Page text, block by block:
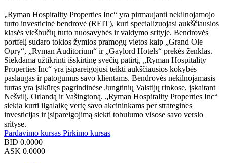
„Ryman Hospitality Properties Inc“ yra pirmaujanti nekilnojamojo
turto investicinė bendrovė (REIT), kuri specializuojasi aukščiausios
klasės viešbučių turto nuosavybės ir valdymo srityje. Bendrovės
portfelį sudaro tokios žymios pramogų vietos kaip „Grand Ole
Opry“, „Ryman Auditorium“ ir „Gaylord Hotels“ prekės ženklas.
Siekdama užtikrinti išskirtinę svečių patirtį, „Ryman Hospitality
Properties Inc“ yra įsipareigojusi teikti aukščiausios kokybės
paslaugas ir patogumus savo klientams. Bendrovės nekilnojamasis
turtas yra įsikūręs pagrindinėse Jungtinių Valstijų rinkose, įskaitant
Nešvilį, Orlandą ir Vašingtoną. „Ryman Hospitality Properties Inc“
siekia kurti ilgalaikę vertę savo akcininkams per strategines
investicijas ir įsipareigojimą siekti tobulumo visose savo verslo
srityse.
Pardavimo kursas Pirkimo kursas
BID 0.0000
ASK 0.0000